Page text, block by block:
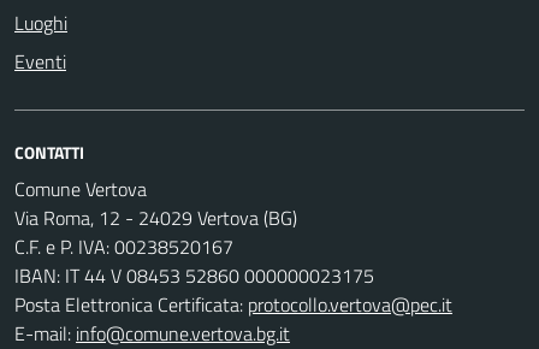
Luoghi
Eventi
CONTATTI
Comune Vertova
Via Roma, 12 - 24029 Vertova (BG)
C.F. e P. IVA: 00238520167
IBAN: IT 44 V 08453 52860 000000023175
Posta Elettronica Certificata: protocollo.vertova@pec.it
E-mail: info@comune.vertova.bg.it